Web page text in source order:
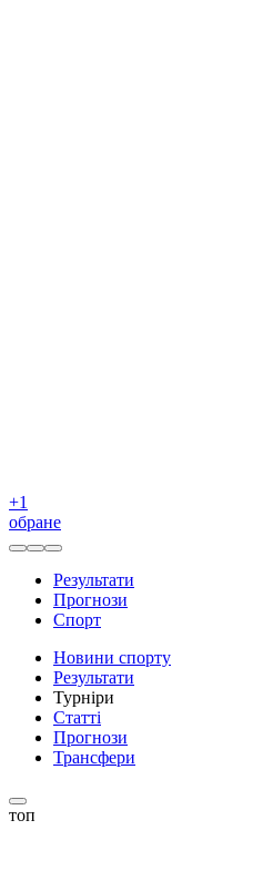
+1
обране
Результати
Прогнози
Спорт
Новини спорту
Результати
Турніри
Статті
Прогнози
Трансфери
топ